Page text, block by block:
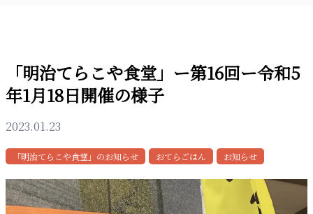
097-521-2585
「明治てらこや食堂」ー第16回ー令和5
年1月18日開催の様子
2023.01.23
「明治てらこや食堂」のお知らせ おてらごはん お知らせ